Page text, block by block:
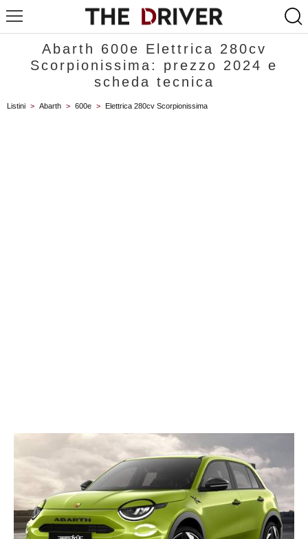
Abarth 600e Elettrica 280cv
Scorpionissima: prezzo 2024 e
scheda tecnica
Listini > Abarth > 600e > Elettrica 280cv Scorpionissima